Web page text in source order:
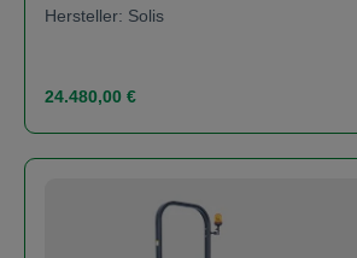
Hersteller: Solis
Regulärer Preis:
24.480,00 €